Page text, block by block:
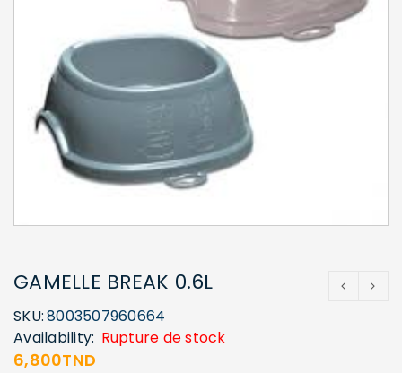
GAMELLE BREAK 0.6L
SKU:8003507960664
Availability: Rupture de stock
6,800TND